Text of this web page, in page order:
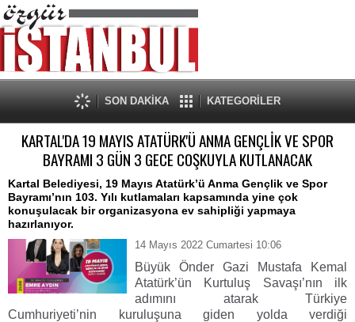
SON DAKİKA KATEGORİLER
KARTAL'DA 19 MAYIS ATATÜRK'Ü ANMA GENÇLİK VE SPOR
BAYRAMI 3 GÜN 3 GECE COŞKUYLA KUTLANACAK
Kartal Belediyesi, 19 Mayıs Atatürk’ü Anma Gençlik ve Spor
Bayramı’nın 103. Yılı kutlamaları kapsamında yine çok
konuşulacak bir organizasyona ev sahipliği yapmaya
hazırlanıyor.
14 Mayıs 2022 Cumartesi 10:06
Büyük Önder Gazi Mustafa Kemal
Atatürk’ün Kurtuluş Savaşı’nın ilk
adımını atarak Türkiye
Cumhuriyeti’nin kuruluşuna giden yolda verdiği